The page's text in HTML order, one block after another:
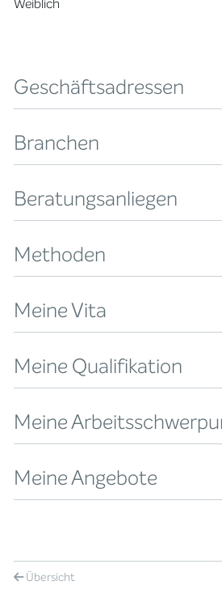
Geschäftsadressen
Branchen
Beratungsanliegen
Methoden
Meine Vita
Meine Qualifikation
Meine
Meine Angebote
Übersicht